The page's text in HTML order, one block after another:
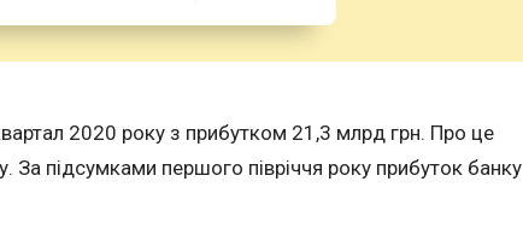
2020 року з прибутком 21,3 млрд грн. Про це
За підсумками першого півріччя року прибуток банку